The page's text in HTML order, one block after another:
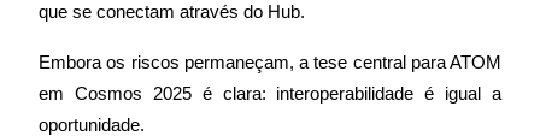
Ganhe prêmios e recompensas exclusivas
Centro de recompensas
que se conectam através do Hub.
Embora os riscos permaneçam, a tese central para ATOM
em Cosmos 2025 é clara: interoperabilidade é igual a
oportunidade.